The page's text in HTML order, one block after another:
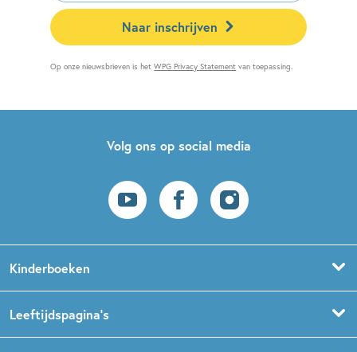
Naar inschrijven
Op onze nieuwsbrieven is hetWPG Privacy Statement van toepassing.
Volg ons op social media
Kinderboeken
Prentenboeken
Leeftijdspagina’s